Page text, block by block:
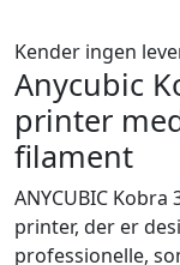
Kender ingen
Anycubic
printer
filament
ANYCUBIC
printer, der er
professionelle,